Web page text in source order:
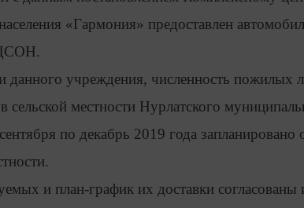
«Гармония» предоставлен
учреждения, численность пожилых
местности Нурлатского
по декабрь 2019 года запланировано
и план-график их доставки согласованы